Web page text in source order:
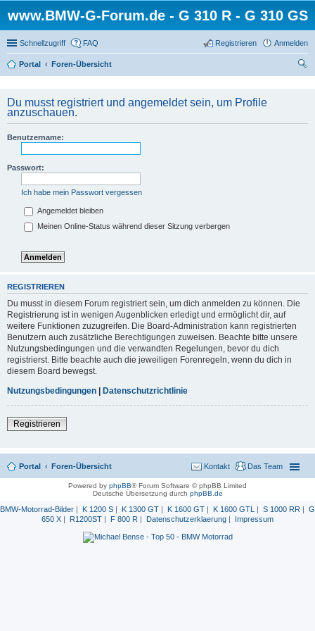
www.BMW-G-Forum.de - G 310 R - G 310 GS
Schnellzugriff FAQ Anmelden
Registrieren
Portal
Foren-Übersicht
Du musst registriert und angemeldet sein, um Profile
anzuschauen.
Benutzername:
Passwort:
Ich habe mein Passwort vergessen
Angemeldet bleiben
Meinen Online-Status während dieser Sitzung verbergen
REGISTRIEREN
Du musst in diesem Forum registriert sein, um dich anmelden zu können. Die
Registrierung ist in wenigen Augenblicken erledigt und ermöglicht dir, auf
weitere Funktionen zuzugreifen. Die Board-Administration kann registrierten
Benutzern auch zusätzliche Berechtigungen zuweisen. Beachte bitte unsere
Nutzungsbedingungen und die verwandten Regelungen, bevor du dich
registrierst. Bitte beachte auch die jeweiligen Forenregeln, wenn du dich in
diesem Board bewegst.
Nutzungsbedingungen | Datenschutzrichtlinie
Registrieren
Portal Foren-Übersicht Das Team
Kontakt
Powered by phpBB® Forum Software © phpBB Limited
Deutsche Übersetzung durch phpBB.de
BMW-Motorrad-Bilder | K 1200 S | K 1300 GT | K 1600 GT | K 1600 GTL | S 1000 RR | G
650 X | R1200ST | F 800 R | Datenschutzerklaerung | Impressum